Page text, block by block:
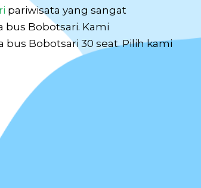
pariwisata yang sangat
Bobotsari. Kami
Bobotsari 30 seat. Pilih kami